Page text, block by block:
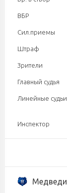
ВБР
Сил.приемы
Штраф
Зрители
Главный судья
Линейные судьи
Инспектор
Медведи